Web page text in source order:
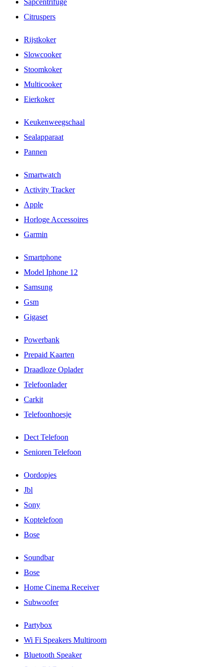
Sapcentrifuge
Citruspers
Rijstkoker
Slowcooker
Stoomkoker
Multicooker
Eierkoker
Keukenweegschaal
Sealapparaat
Pannen
Smartwatch
Activity Tracker
Apple
Horloge Accessoires
Garmin
Smartphone
Model Iphone 12
Samsung
Gsm
Gigaset
Powerbank
Prepaid Kaarten
Draadloze Oplader
Telefoonlader
Carkit
Telefoonhoesje
Dect Telefoon
Senioren Telefoon
Oordopjes
Jbl
Sony
Koptelefoon
Bose
Soundbar
Bose
Home Cinema Receiver
Subwoofer
Partybox
Wi Fi Speakers Multiroom
Bluetooth Speaker